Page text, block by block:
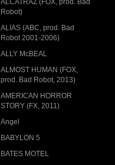
Robot)
ALIAS (ABC, prod. Bad
Robot 2001-2006)
ALLY McBEAL
ALMOST HUMAN (FOX,
prod. Bad Robot, 2013)
AMERICAN HORROR
STORY (FX, 2011)
Angel
BABYLON 5
BATES MOTEL